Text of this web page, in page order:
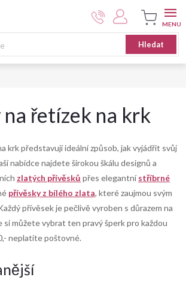
Hledat
Nákupní
košík
na řetízek na krk
krk představují ideální způsob, jak vyjádřit svůj
nabídce najdete širokou škálu designů a
zlatých přívěsků přes elegantní stříbrné
přívěsky z bílého zlata, které zaujmou svým
přívěsek je pečlivě vyroben s důrazem na
si můžete vybrat ten pravý šperk pro každou
neplatíte poštovné.